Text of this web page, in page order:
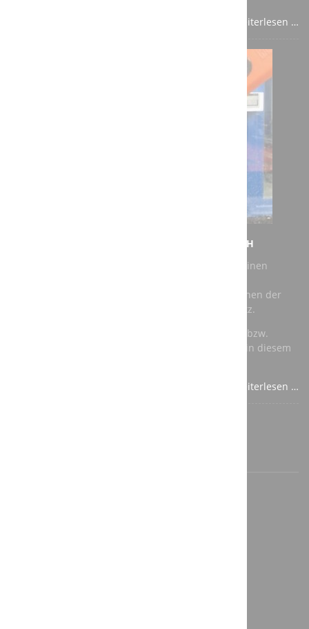
Weiterlesen …
NEUER AUFTRAG FÜR DIE A3T ENGINEERING GMBH
Bei unserem jüngsten Auftrag geht es darum, für einen
modernisieren. Als Roboter kommen dabei Maschinen der
renommierten Hersteller Kuka und ABB zum Einsatz.
Für die speicherprogrammierbare Steuerung (SPS) bzw.
Totally Integrated Automation (TIA) verwenden wir in diesem
Weiterlesen …